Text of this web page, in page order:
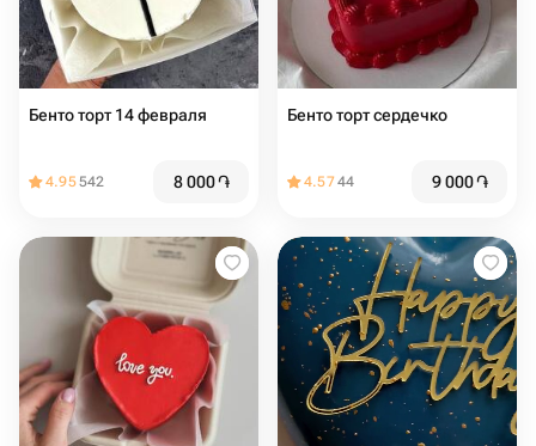
Бенто торт 14 февраля
4.95542 8 000֏
Бенто торт сердечко
4.5744 9 000֏